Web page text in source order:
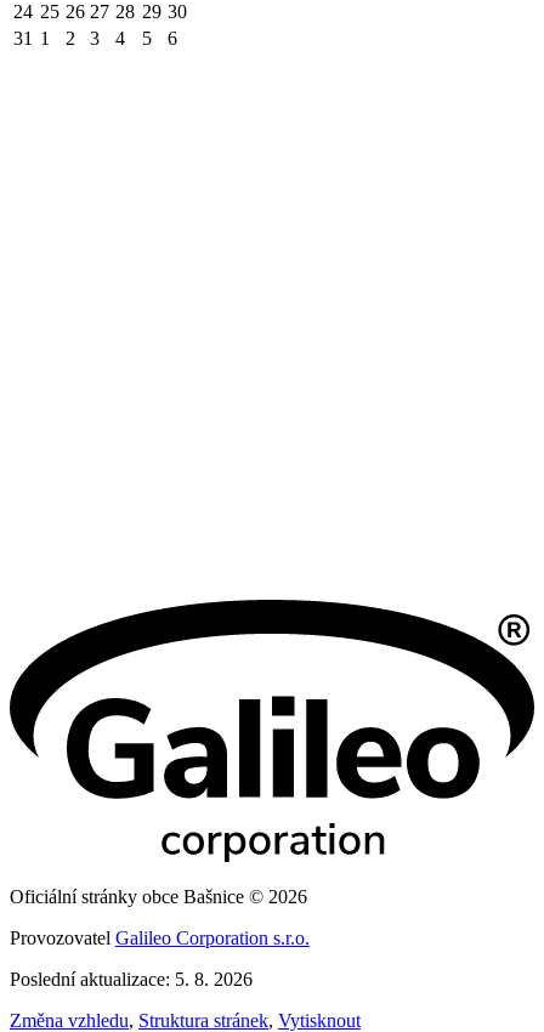
24 25 26 27 28 29 30
31 1 2 3 4 5 6
Oficiální stránky obce Bašnice © 2026
Provozovatel Galileo Corporation s.r.o.
Poslední aktualizace: 5. 8. 2026
Změna vzhledu, Struktura stránek, Vytisknout